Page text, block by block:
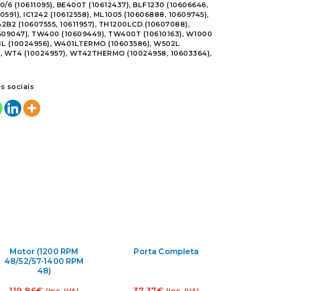
6 (10611095), BE400T (10612437), BLF1230 (10606646,
IC1242 (10612558), ML1005 (10606888, 10609745),
(10607555, 10611957), TH1200LCD (10607088),
TW400 (10609449), TW400T (10610163), W1000
(10024956), W401LTERMO (10603586), W502L
WT4 (10024957), WT42THERMO (10024958, 10603364),
sociais
Motor (1200 RPM
48/52/57-1400 RPM
48)
Porta Completa